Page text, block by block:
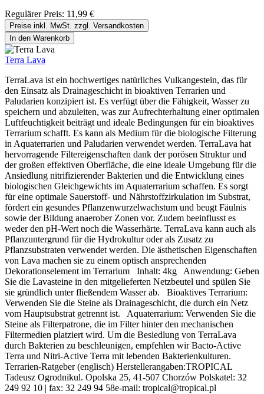
Regulärer Preis: 11,99 €
Preise inkl. MwSt. zzgl. Versandkosten
In den Warenkorb
Terra Lava
TerraLava ist ein hochwertiges natürliches Vulkangestein, das für
den Einsatz als Drainageschicht in bioaktiven Terrarien und
Paludarien konzipiert ist. Es verfügt über die Fähigkeit, Wasser zu
speichern und abzuleiten, was zur Aufrechterhaltung einer optimalen
Luftfeuchtigkeit beiträgt und ideale Bedingungen für ein bioaktives
Terrarium schafft. Es kann als Medium für die biologische Filterung
in Aquaterrarien und Paludarien verwendet werden. TerraLava hat
hervorragende Filtereigenschaften dank der porösen Struktur und
der großen effektiven Oberfläche, die eine ideale Umgebung für die
Ansiedlung nitrifizierender Bakterien und die Entwicklung eines
biologischen Gleichgewichts im Aquaterrarium schaffen. Es sorgt
für eine optimale Sauerstoff- und Nährstoffzirkulation im Substrat,
fördert ein gesundes Pflanzenwurzelwachstum und beugt Fäulnis
sowie der Bildung anaerober Zonen vor. Zudem beeinflusst es
weder den pH-Wert noch die Wasserhärte. TerraLava kann auch als
Pflanzuntergrund für die Hydrokultur oder als Zusatz zu
Pflanzsubstraten verwendet werden. Die ästhetischen Eigenschaften
von Lava machen sie zu einem optisch ansprechenden
Dekorationselement im Terrarium Inhalt: 4kg Anwendung: Geben
Sie die Lavasteine in den mitgelieferten Netzbeutel und spülen Sie
sie gründlich unter fließendem Wasser ab. Bioaktives Terrarium:
Verwenden Sie die Steine als Drainageschicht, die durch ein Netz
vom Hauptsubstrat getrennt ist. Aquaterrarium: Verwenden Sie die
Steine als Filterpatrone, die im Filter hinter den mechanischen
Filtermedien platziert wird. Um die Besiedlung von TerraLava
durch Bakterien zu beschleunigen, empfehlen wir Bacto-Active
Terra und Nitri-Active Terra mit lebenden Bakterienkulturen.
Terrarien-Ratgeber (englisch) Herstellerangaben:TROPICAL
Tadeusz Ogrodnikul. Opolska 25, 41-507 Chorzów Polskatel: 32
249 92 10 | fax: 32 249 94 58e-mail: tropical@tropical.pl